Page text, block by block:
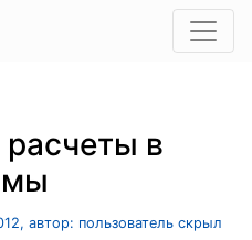
в
автор: пользователь скрыл